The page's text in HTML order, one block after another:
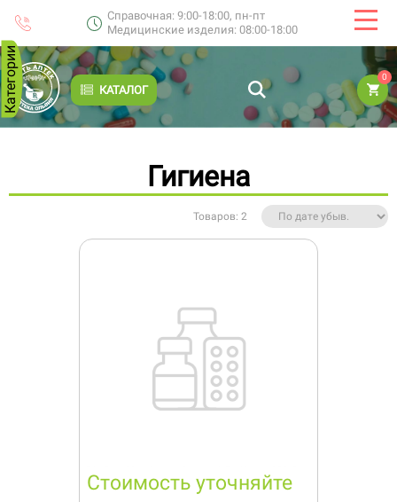
Справочная: 9:00-18:00, пн-пт
Медицинские изделия: 08:00-18:00
КАТАЛОГ
0
Категории
Гигиена
Товаров: 2
Стоимость уточняйте